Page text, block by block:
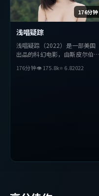
176分钟
浅唱疑踪
浅唱疑踪（2022）是一部美国
出品的科幻电影，由斯皮尔伯格
等主演。影片在叙事与视听上力
176分钟👁175.8k⭐ 6.82022